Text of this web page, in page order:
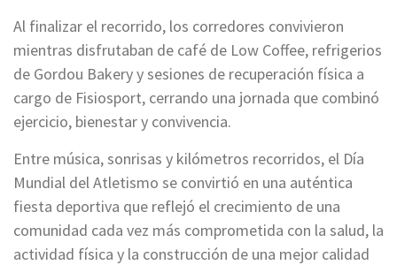
Al finalizar el recorrido, los corredores convivieron
mientras disfrutaban de café de Low Coffee, refrigerios
de Gordou Bakery y sesiones de recuperación física a
cargo de Fisiosport, cerrando una jornada que combinó
ejercicio, bienestar y convivencia.
Entre música, sonrisas y kilómetros recorridos, el Día
Mundial del Atletismo se convirtió en una auténtica
fiesta deportiva que reflejó el crecimiento de una
comunidad cada vez más comprometida con la salud, la
actividad física y la construcción de una mejor calidad